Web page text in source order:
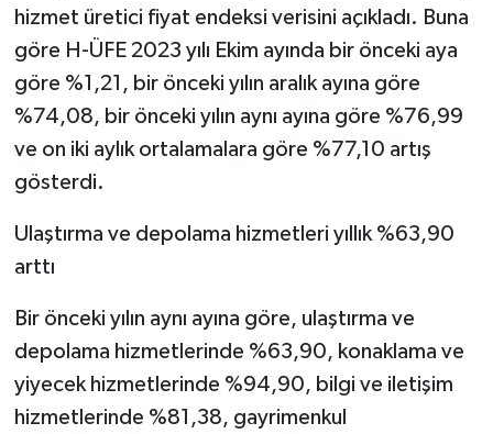
hizmet üretici fiyat endeksi verisini açıkladı. Buna
göre H-ÜFE 2023 yılı Ekim ayında bir önceki aya
göre %1,21, bir önceki yılın aralık ayına göre
%74,08, bir önceki yılın aynı ayına göre %76,99
ve on iki aylık ortalamalara göre %77,10 artış
gösterdi.
Ulaştırma ve depolama hizmetleri yıllık %63,90
arttı
Bir önceki yılın aynı ayına göre, ulaştırma ve
depolama hizmetlerinde %63,90, konaklama ve
yiyecek hizmetlerinde %94,90, bilgi ve iletişim
hizmetlerinde %81,38, gayrimenkul
Spor
Teknoloji
Yaşam